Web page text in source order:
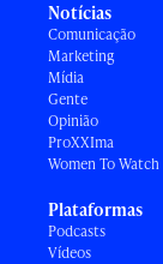
Notícias
Comunicação
Marketing
Mídia
Gente
Opinião
ProXXIma
Women To Watch
Plataformas
Podcasts
Vídeos